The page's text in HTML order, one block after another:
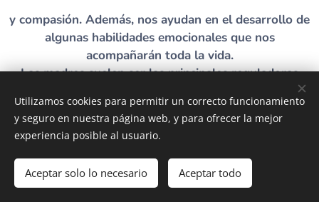
y compasión. Además, nos ayudan en el desarrollo de
algunas habilidades emocionales que nos
acompañarán toda la vida.
Las madres suelen ser las principales reguladoras
comprender
y empatizar con sus sentimientos les ayuda a
aprender a regular sus propias emociones.
Brindar consejos y herramientas respecto a la crianza
de los niños con el fin de generar las condiciones
Utilizamos cookies para permitir un correcto funcionamiento
y seguro en nuestra página web, y para ofrecer la mejor
experiencia posible al usuario.
Aceptar solo lo necesario Aceptar todo